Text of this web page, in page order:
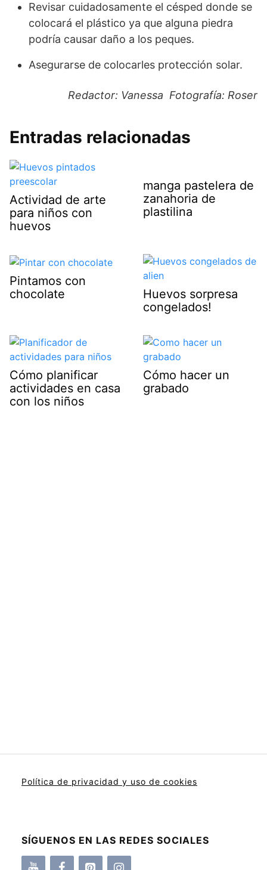
Revisar cuidadosamente el césped donde se
colocará el plástico ya que alguna piedra
podría causar daño a los peques.
Asegurarse de colocarles protección solar.
Redactor: Vanessa Fotografía: Roser
Entradas relacionadas
Actividad de arte
para niños con
huevos
manga pastelera de
zanahoria de
plastilina
Pintamos con
chocolate
Huevos sorpresa
congelados!
Cómo planificar
actividades en casa
con los niños
Cómo hacer un
grabado
Política de privacidad y uso de cookies
SÍGUENOS EN LAS REDES SOCIALES